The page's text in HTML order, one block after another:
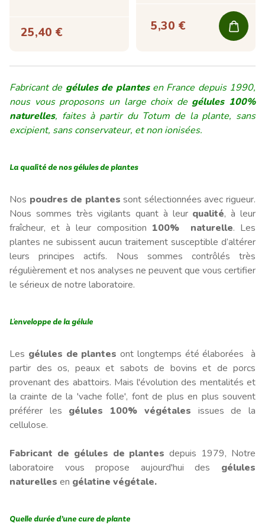
25,40 € 5,30 €
Fabricant de gélules de plantesen France depuis 1990,
nous vous proposons un large choix de gélules 100%
naturelles, faites à partir du Totum de la plante, sans
excipient, sans conservateur, et non ionisées.
La qualité de nos gélules de plantes
Nos poudres de plantessont sélectionnées avec rigueur.
Nous sommes très vigilants quant à leur qualité, à leur
fraîcheur, et à leur composition 100% naturelle. Les
plantes ne subissent aucun traitement susceptible d’altérer
leurs principes actifs. Nous sommes contrôlés très
régulièrement et nos analyses ne peuvent que vous certifier
le sérieux de notre laboratoire.
L'enveloppe de la gélule
Les gélules de plantes ont longtemps été élaborées à
partir des os, peaux et sabots de bovins et de porcs
provenant des abattoirs. Mais l'évolution des mentalités et
la crainte de la 'vache folle', font de plus en plus souvent
préférer les gélules 100% végétales issues de la
cellulose.
Fabricant de gélules de plantes depuis 1979, Notre
laboratoire vous propose aujourd'hui des gélules
naturelles en gélatine végétale.
Quelle durée d’une cure de plante